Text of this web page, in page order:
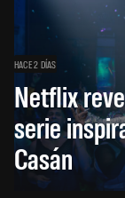
HACE 2 DÍAS
Netflix
serie
Casán